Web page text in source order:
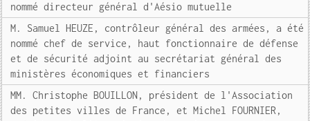
nommé directeur général d'Aésio mutuelle
M. Samuel HEUZE, contrôleur général des armées, a été
nommé chef de service, haut fonctionnaire de défense
et de sécurité adjoint au secrétariat général des
ministères économiques et financiers
MM. Christophe BOUILLON, président de l'Association
des petites villes de France, et Michel FOURNIER,